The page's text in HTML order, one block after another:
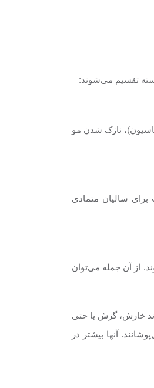
تقسیم می‌شوند:
نازک شدن مو
سالیان متمادی
از آن جمله می‌توان
خارش، گزش یا حتی
آنها بیشتر در